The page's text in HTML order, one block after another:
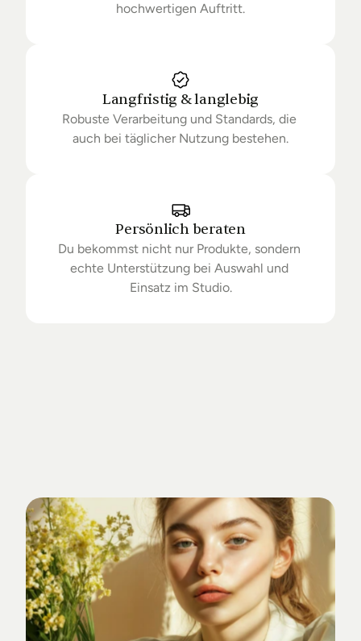
hochwertigen Auftritt.
Langfristig & langlebig
Robuste Verarbeitung und Standards, die
auch bei täglicher Nutzung bestehen.
Persönlich beraten
Du bekommst nicht nur Produkte, sondern
echte Unterstützung bei Auswahl und
Einsatz im Studio.
Studio-Alltag.